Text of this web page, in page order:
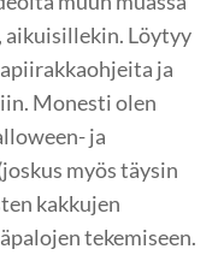
aikuisillekin. Löytyy
ja
Monesti olen
ja
myös täysin
kakkujen
tekemiseen.